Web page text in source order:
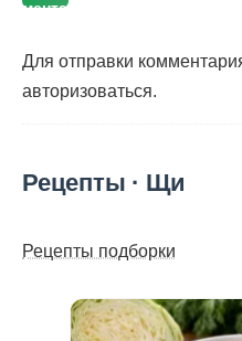
Для отправки
авторизоваться.
Рецепты · Щи
Рецепты подборки